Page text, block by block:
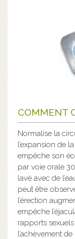
COMMENT
Normalise la
l’expansion de
empêche son
par voie orale
lavé avec de
peut être
l’érection
empêche
rapports
l’achèvement